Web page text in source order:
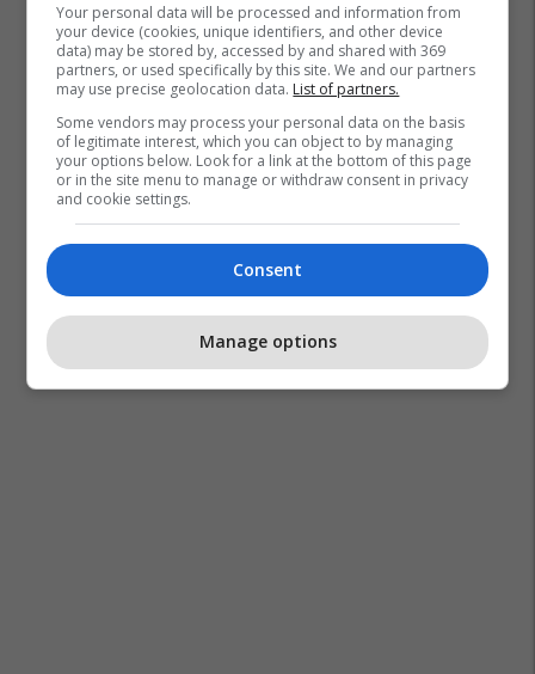
Your personal data will be processed and information from
your device (cookies, unique identifiers, and other device
data) may be stored by, accessed by and shared with 369
partners, or used specifically by this site. We and our partners
may use precise geolocation data. List of partners.
Some vendors may process your personal data on the basis
of legitimate interest, which you can object to by managing
your options below. Look for a link at the bottom of this page
or in the site menu to manage or withdraw consent in privacy
and cookie settings.
Consent
Manage options